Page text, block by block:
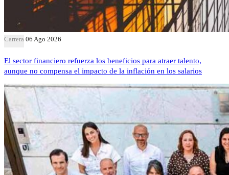
Carrera 06 Ago 2026
El sector financiero refuerza los beneficios para atraer talento,
aunque no compensa el impacto de la inflación en los salarios